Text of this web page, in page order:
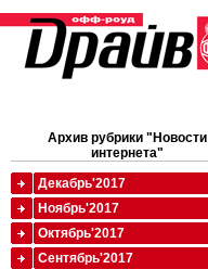
Архив рубрики "Новости
интернета"
Декабрь'2017
Ноябрь'2017
Октябрь'2017
Сентябрь'2017